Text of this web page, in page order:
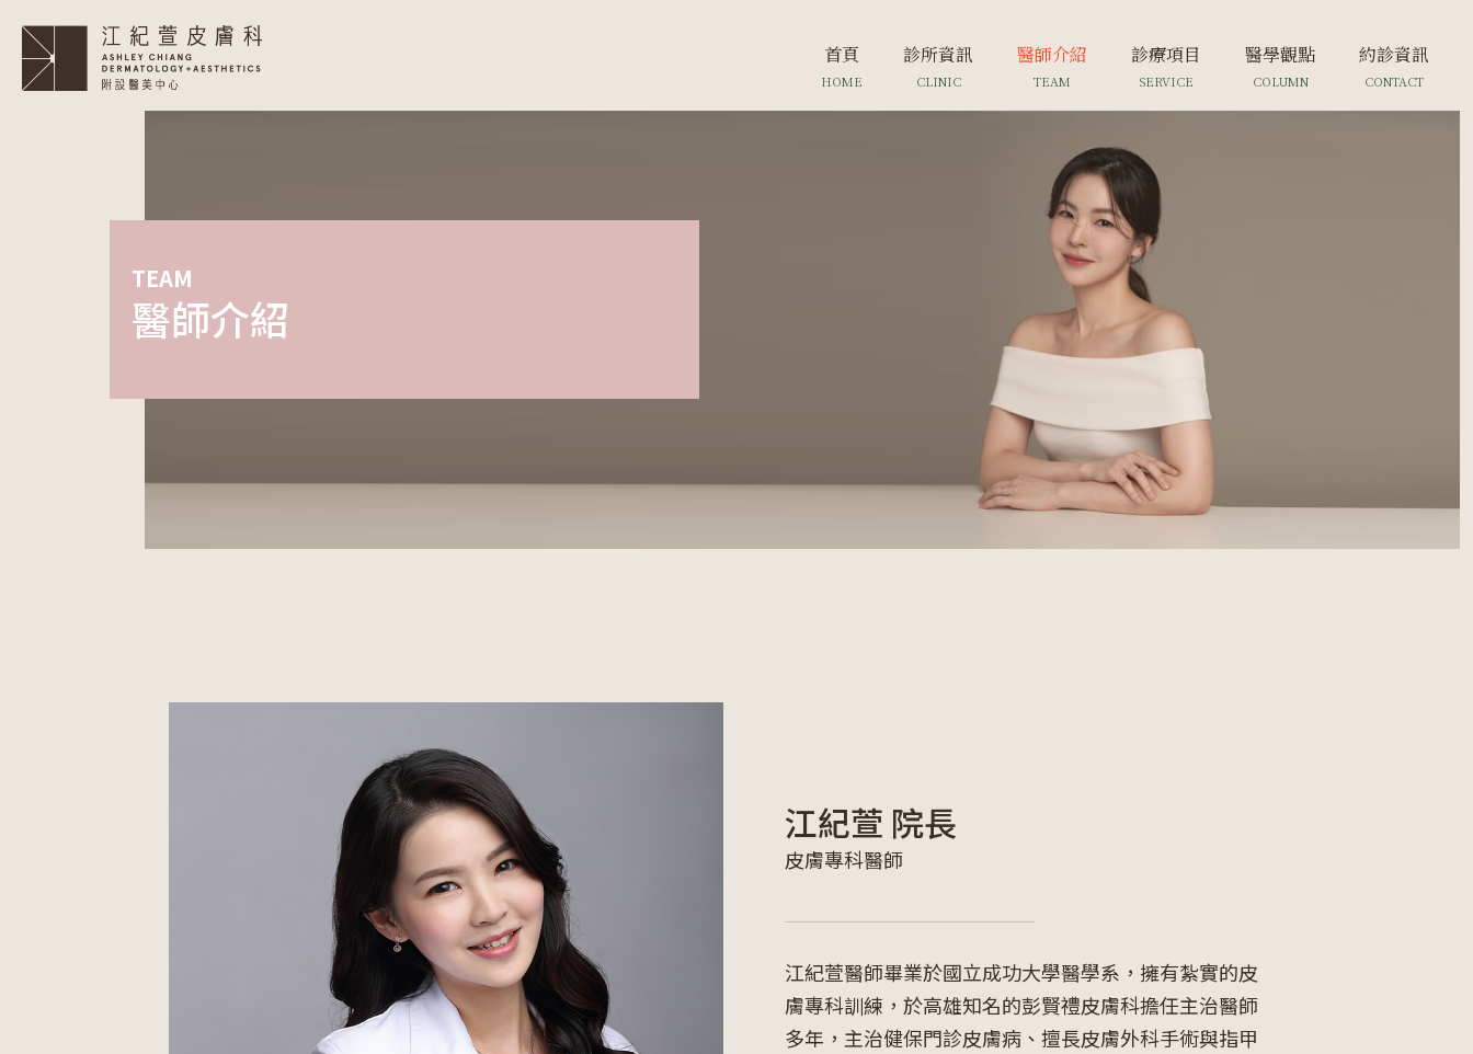
首頁
HOME
診所資訊
CLINIC
醫師介紹
TEAM
診療項目
SERVICE
醫學觀點
COLUMN
約診資訊
CONTACT
TEAM
醫師介紹
江紀萱 院長
皮膚專科醫師
江紀萱醫師畢業於國立成功大學醫學系，擁有紮實的皮
膚專科訓練，於高雄知名的彭賢禮皮膚科擔任主治醫師
多年，主治健保門診皮膚病、擅長皮膚外科手術與指甲